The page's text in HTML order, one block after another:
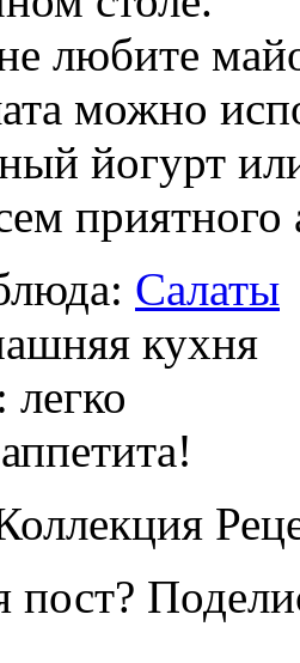
любите
можно
йогурт
приятного
Салаты
кухня
легко
пост?